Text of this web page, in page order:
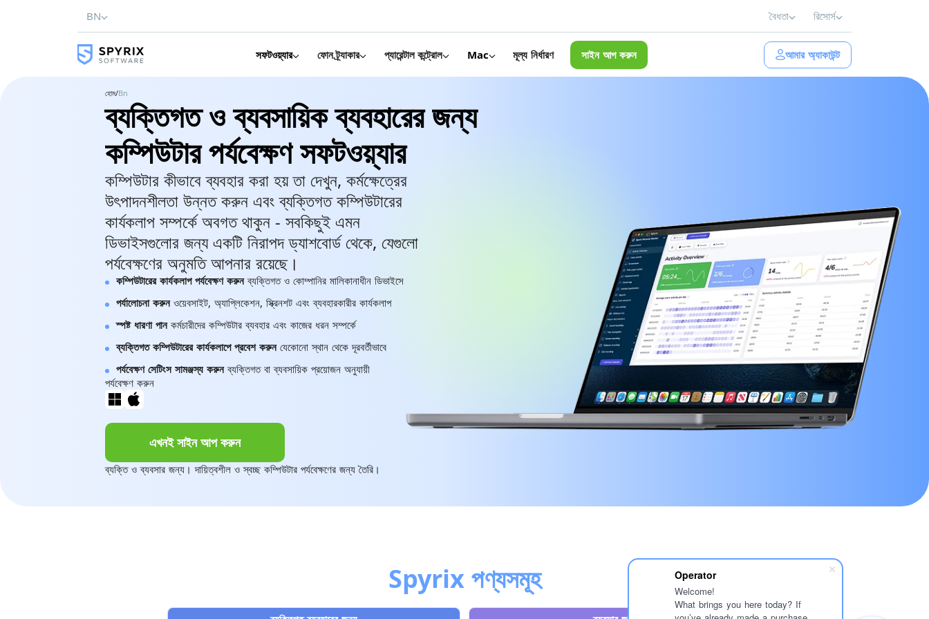
Operator
Welcome!
What brings you here today? If
BN বৈধতা রিসোর্স
সফটওয়্যার ফোন ট্র্যাকার প্যারেন্টাল কন্ট্রোল Mac মূল্য নির্ধারণ সাইন আপ করুন আমার অ্যাকাউন্ট
হোম/Bn
ব্যক্তিগত ও ব্যবসায়িক ব্যবহারের জন্য
কম্পিউটার পর্যবেক্ষণ সফটওয়্যার
কম্পিউটার কীভাবে ব্যবহার করা হয় তা দেখুন, কর্মক্ষেত্রের
উৎপাদনশীলতা উন্নত করুন এবং ব্যক্তিগত কম্পিউটারের
কার্যকলাপ সম্পর্কে অবগত থাকুন - সবকিছুই এমন
ডিভাইসগুলোর জন্য একটি নিরাপদ ড্যাশবোর্ড থেকে, যেগুলো
পর্যবেক্ষণের অনুমতি আপনার রয়েছে।
কম্পিউটারের কার্যকলাপ পর্যবেক্ষণ করুনব্যক্তিগত ও কোম্পানির মালিকানাধীন ডিভাইসে
পর্যালোচনা করুনওয়েবসাইট, অ্যাপ্লিকেশন, স্ক্রিনশট এবং ব্যবহারকারীর কার্যকলাপ
স্পষ্ট ধারণা পানকর্মচারীদের কম্পিউটার ব্যবহার এবং কাজের ধরন সম্পর্কে
ব্যক্তিগত কম্পিউটারের কার্যকলাপে প্রবেশ করুনযেকোনো স্থান থেকে দূরবর্তীভাবে
পর্যবেক্ষণ সেটিংস সামঞ্জস্য করুনব্যক্তিগত বা ব্যবসায়িক প্রয়োজন অনুযায়ী
পর্যবেক্ষণ করুন
এখনই সাইন আপ করুন
ব্যক্তি ও ব্যবসার জন্য। দায়িত্বশীল ও স্বচ্ছ কম্পিউটার পর্যবেক্ষণের জন্য তৈরি।
Spyrix পণ্যসমূহ